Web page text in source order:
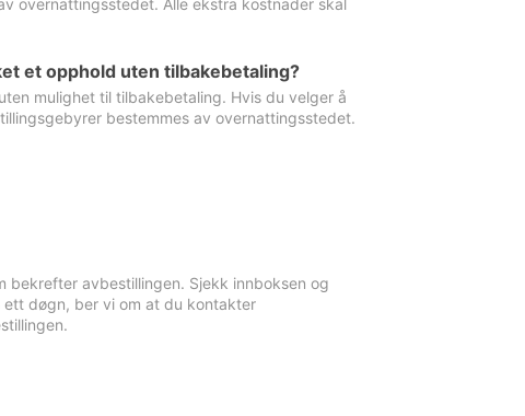
overnattingsstedet. Alle ekstra kostnader skal
et opphold uten tilbakebetaling?
mulighet til tilbakebetaling. Hvis du velger å
bestemmes av overnattingsstedet.
avbestillingen. Sjekk innboksen og
døgn, ber vi om at du kontakter